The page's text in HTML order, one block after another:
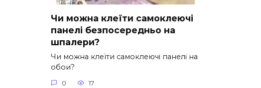
Чи можна клеїти самоклеючі
панелі безпосередньо на
шпалери?
Чи можна клеїти самоклеючі панелі на
обои?
0 17